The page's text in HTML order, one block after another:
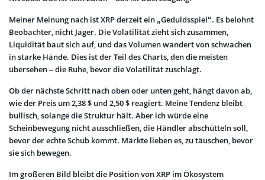
Meiner Meinung nach ist XRP derzeit ein „Geduldsspiel“. Es belohnt
Beobachter, nicht Jäger. Die Volatilität zieht sich zusammen,
Liquidität baut sich auf, und das Volumen wandert von schwachen
in starke Hände. Dies ist der Teil des Charts, den die meisten
übersehen – die Ruhe, bevor die Volatilität zuschlägt.
Ob der nächste Schritt nach oben oder unten geht, hängt davon ab,
wie der Preis um 2,38 $ und 2,50 $ reagiert. Meine Tendenz bleibt
bullisch, solange die Struktur hält. Aber ich würde eine
Scheinbewegung nicht ausschließen, die Händler abschütteln soll,
bevor der echte Schub kommt. Märkte lieben es, zu täuschen, bevor
sie sich bewegen.
Im größeren Bild bleibt die Position von XRP im Ökosystem